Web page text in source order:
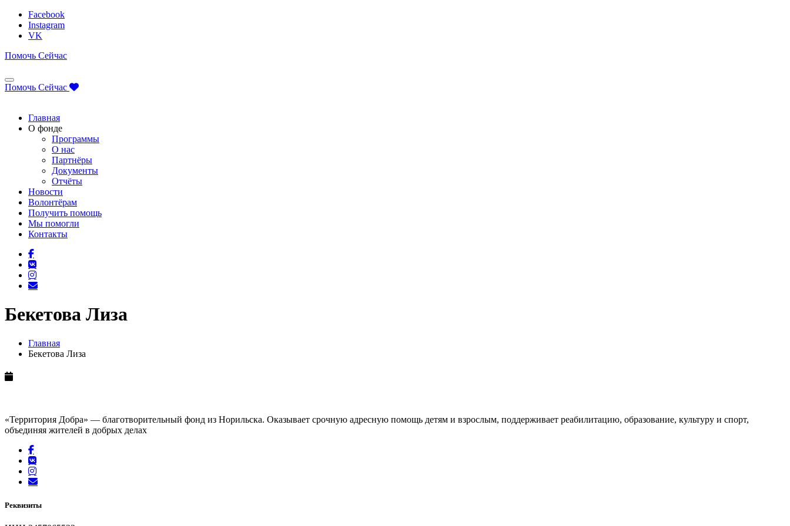
Facebook
Instagram
VK
Помочь Сейчас
Помочь Сейчас
Главная
О фонде
Программы
О нас
Партнёры
Документы
Отчёты
Новости
Волонтёрам
Получить помощь
Мы помогли
Контакты
Бекетова Лиза
Главная
Бекетова Лиза
«Территория Добра» — благотворительный фонд из Норильска. Оказывает срочную адресную помощь детям и взрослым, поддерживает реабилитацию, образование, культуру и спорт,
объединяя жителей в добрых делах
Реквизиты